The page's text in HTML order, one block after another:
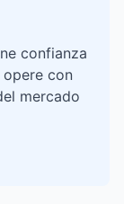
confianza
con
mercado